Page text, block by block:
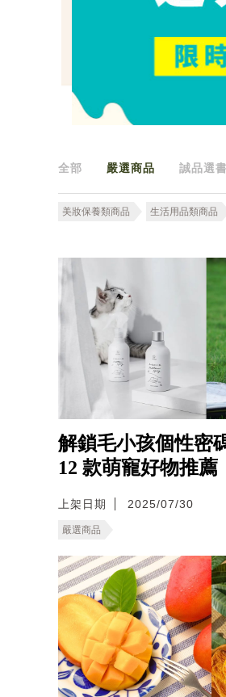
全部 嚴選商品 誠品選書
美妝保養類商品 生活用品類商品
解鎖毛小孩個性密
12 款萌寵好物推薦
上架日期 2025/07/30
嚴選商品